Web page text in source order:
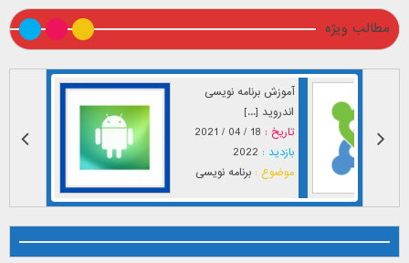
مطالب ویژه
آموزش برنامه نویسی
اندروید [...]
تاریخ : 18 / 04 / 2021
بازدید : 2022
موضوع : برنامه نویسی